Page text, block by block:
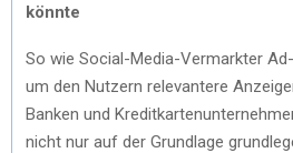
könnte
So wie Social-Media-Vermarkter
um den Nutzern relevantere
Banken und
nicht nur auf der Grundlage